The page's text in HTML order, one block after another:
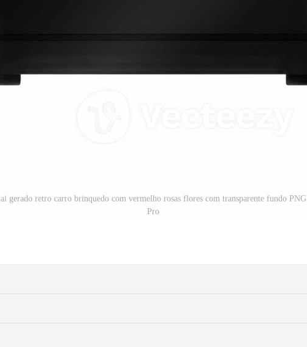
ai gerado retro carro brinquedo com vermelho rosas flores com transparente fundo PNG
Pro